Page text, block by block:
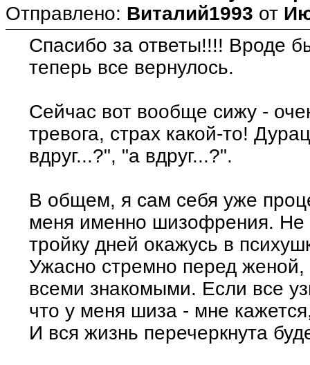
Отправлено: Виталий1993 от
Спасибо за ответы!!!! Вроде
теперь все вернулось.
Сейчас вот вообще сижу -
тревога, страх какой-то!
вдруг...?", "а вдруг...?".
В общем, я сам себя уже
меня именно шизофрения. Не
тройку дней окажусь в
Ужасно стремно перед
всеми знакомыми. Если все
что у меня шиза - мне
И вся жизнь перечеркнута